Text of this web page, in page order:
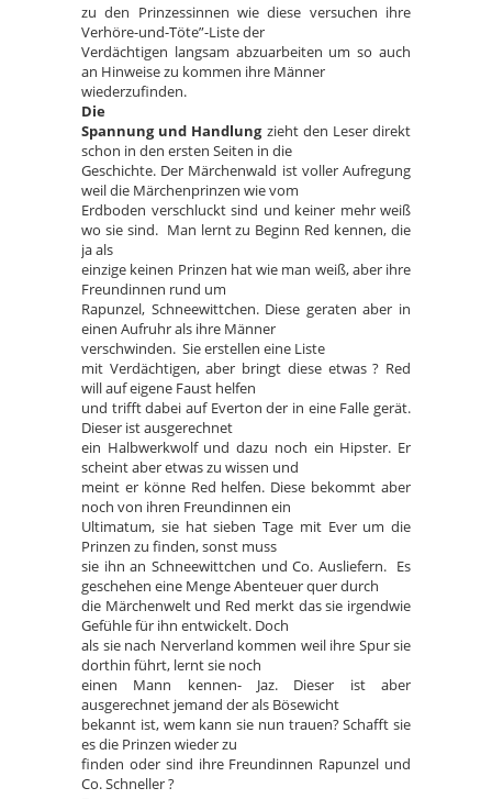
zu den Prinzessinnen wie diese versuchen ihre
Verhöre-und-Töte”-Liste der
Verdächtigen langsam abzuarbeiten um so auch
an Hinweise zu kommen ihre Männer
wiederzufinden.
Die
Spannung und Handlungzieht den Leser direkt
schon in den ersten Seiten in die
Geschichte. Der Märchenwald ist voller Aufregung
weil die Märchenprinzen wie vom
Erdboden verschluckt sind und keiner mehr weiß
wo sie sind. Man lernt zu Beginn Red kennen, die
ja als
einzige keinen Prinzen hat wie man weiß, aber ihre
Freundinnen rund um
Rapunzel, Schneewittchen. Diese geraten aber in
einen Aufruhr als ihre Männer
verschwinden. Sie erstellen eine Liste
mit Verdächtigen, aber bringt diese etwas ? Red
will auf eigene Faust helfen
und trifft dabei auf Everton der in eine Falle gerät.
Dieser ist ausgerechnet
ein Halbwerkwolf und dazu noch ein Hipster. Er
scheint aber etwas zu wissen und
meint er könne Red helfen. Diese bekommt aber
noch von ihren Freundinnen ein
Ultimatum, sie hat sieben Tage mit Ever um die
Prinzen zu finden, sonst muss
sie ihn an Schneewittchen und Co. Ausliefern. Es
geschehen eine Menge Abenteuer quer durch
die Märchenwelt und Red merkt das sie irgendwie
Gefühle für ihn entwickelt. Doch
als sie nach Nerverland kommen weil ihre Spur sie
dorthin führt, lernt sie noch
einen Mann kennen- Jaz. Dieser ist aber
ausgerechnet jemand der als Bösewicht
bekannt ist, wem kann sie nun trauen? Schafft sie
es die Prinzen wieder zu
finden oder sind ihre Freundinnen Rapunzel und
Co. Schneller ?